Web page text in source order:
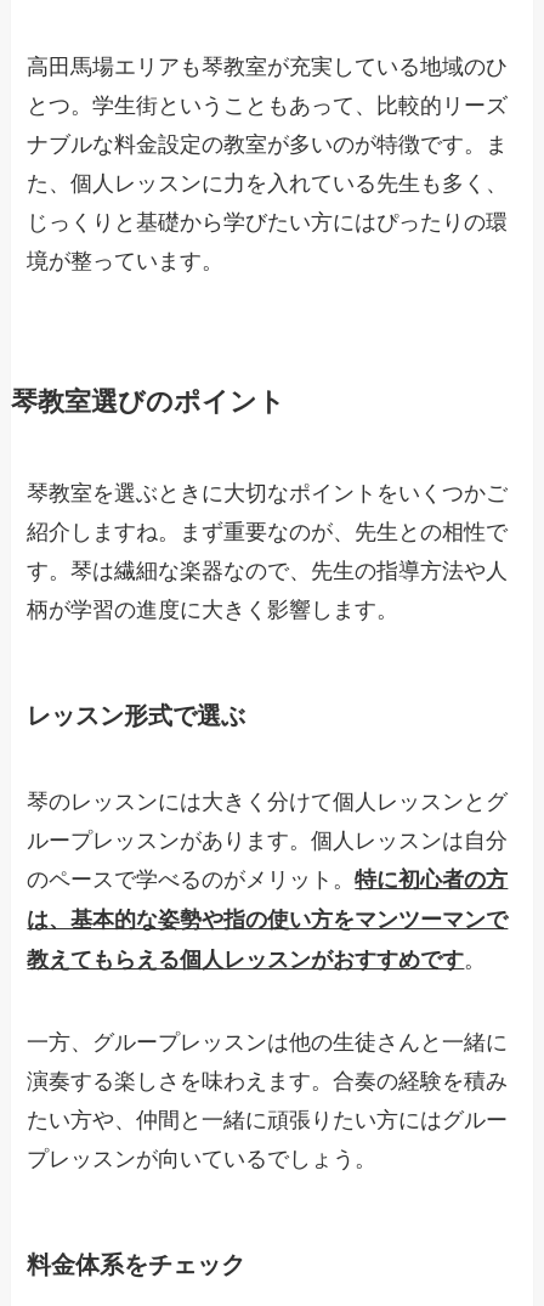
高田馬場エリアも琴教室が充実している地域のひ
とつ。学生街ということもあって、比較的リーズ
ナブルな料金設定の教室が多いのが特徴です。ま
た、個人レッスンに力を入れている先生も多く、
じっくりと基礎から学びたい方にはぴったりの環
境が整っています。
琴教室選びのポイント
琴教室を選ぶときに大切なポイントをいくつかご
紹介しますね。まず重要なのが、先生との相性で
す。琴は繊細な楽器なので、先生の指導方法や人
柄が学習の進度に大きく影響します。
レッスン形式で選ぶ
琴のレッスンには大きく分けて個人レッスンとグ
ループレッスンがあります。個人レッスンは自分
のペースで学べるのがメリット。特に初心者の方
は、基本的な姿勢や指の使い方をマンツーマンで
教えてもらえる個人レッスンがおすすめです。
一方、グループレッスンは他の生徒さんと一緒に
演奏する楽しさを味わえます。合奏の経験を積み
たい方や、仲間と一緒に頑張りたい方にはグルー
プレッスンが向いているでしょう。
料金体系をチェック